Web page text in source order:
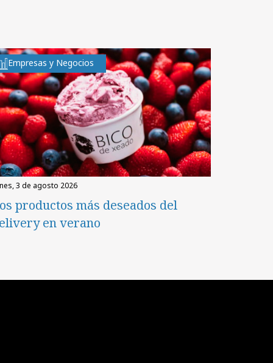
Empresas y Negocios
3 de agosto 2026
productos más deseados del
en verano